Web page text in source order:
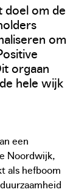
om de
om
orgaan
hele wijk
een
Noordwijk,
als hefboom